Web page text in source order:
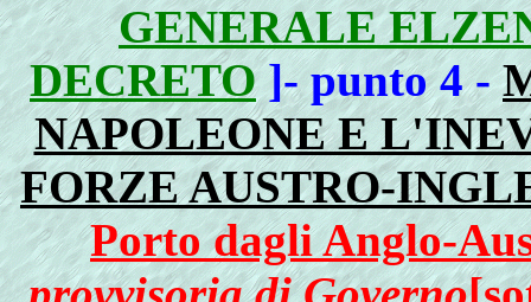
GENERALE
DECRETO ]- punto 4 -
NAPOLEONE E
FORZE AUSTRO-
Porto dagli Anglo-